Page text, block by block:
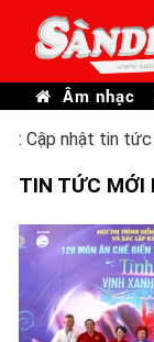
Âm nhạc
: Cập nhật tin
TIN TỨC MỚI